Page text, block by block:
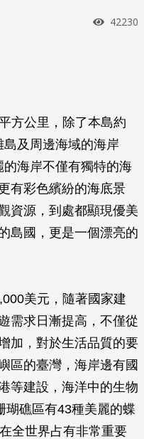
瀏覽次
42230
方公里，除了本島約
及周邊海域的海岸
海岸不僅有獨特的海
有彩色繽紛的海底景
資源，到處都顯現優美
島國，更是一個漂亮的
美元，隨著國家建
需求日漸提高，不僅從
加，對於生活品質的要
區的臺灣，海岸邊有國
等建設，海洋中的生物
瑚礁區有43種美麗的蝶
全世界占有非常重要